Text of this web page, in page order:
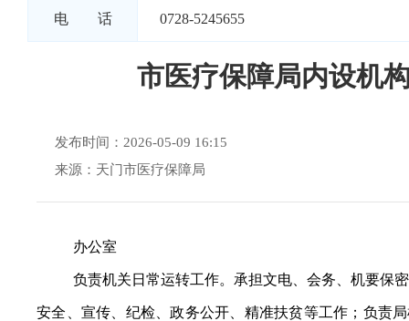
电 话 0728-5245655
市医疗保障局内设机
发布时间：2026-05-09 16:15
来源：天门市医疗保障局
办公室
负责机关日常运转工作。承担文电、会务、机要保
安全、宣传、纪检、政务公开、精准扶贫等工作；负责